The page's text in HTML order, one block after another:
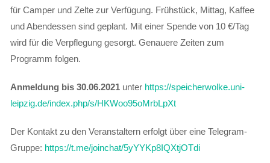
für Camper und Zelte zur Verfügung. Frühstück, Mittag, Kaffee
und Abendessen sind geplant. Mit einer Spende von 10 €/Tag
wird für die Verpflegung gesorgt. Genauere Zeiten zum
Programm folgen.
Anmeldung bis 30.06.2021 unter https://speicherwolke.uni-
leipzig.de/index.php/s/HKWoo95oMrbLpXt
Der Kontakt zu den Veranstaltern erfolgt über eine Telegram-
Gruppe: https://t.me/joinchat/5yYYKp8IQXtjOTdi